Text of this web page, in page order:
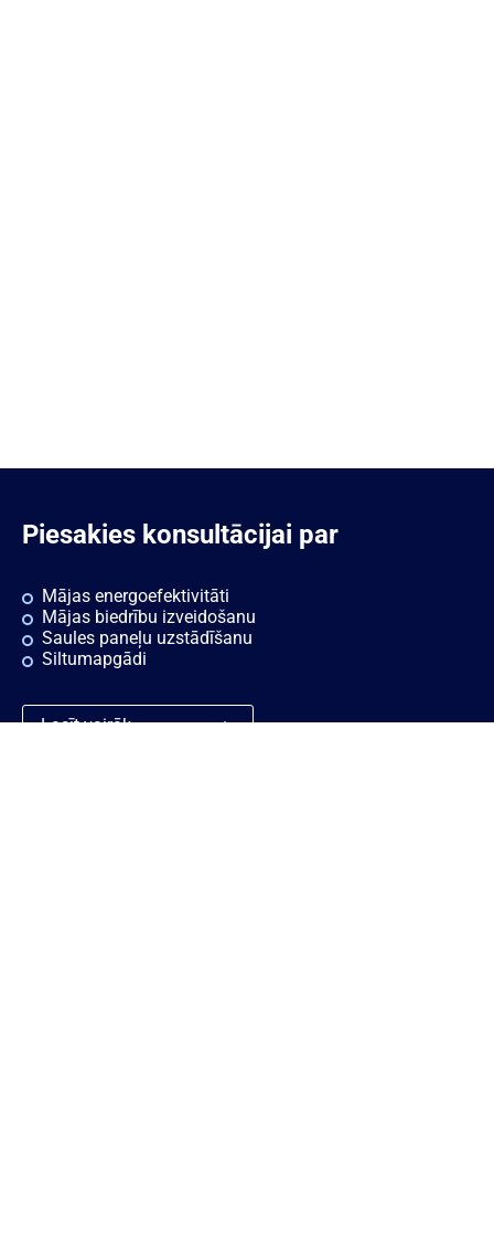
Piesakies konsultācijai par
Mājas energoefektivitāti
Mājas biedrību izveidošanu
Saules paneļu uzstādīšanu
Siltumapgādi
Lasīt vairāk